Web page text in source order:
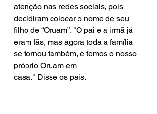
atenção nas redes sociais, pois
decidiram colocar o nome de seu
filho de “Oruam”. "O pai e a irmã já
eram fãs, mas agora toda a família
se tornou também, e temos o nosso
próprio Oruam em
casa." Disse os pais.